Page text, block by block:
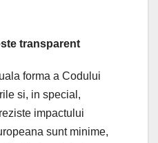
transparent
forma a Codului
si, in special,
impactului
sunt minime,